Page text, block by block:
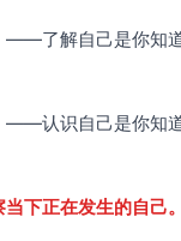
——了解自己是你知道
——认识自己是你知道
下正在发生的自己。